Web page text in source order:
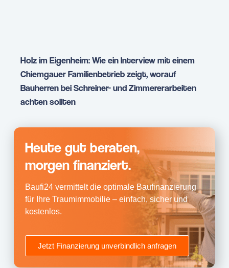
Holz im Eigenheim: Wie ein Interview mit einem
Chiemgauer Familienbetrieb zeigt, worauf
Bauherren bei Schreiner- und Zimmererarbeiten
achten sollten
Heute gut beraten,
morgen finanziert.
Baufi24 vermittelt die optimale Baufinanzierung
für Ihre Traumimmobilie – einfach, sicher und
kostenlos.
Jetzt Finanzierung unverbindlich anfragen